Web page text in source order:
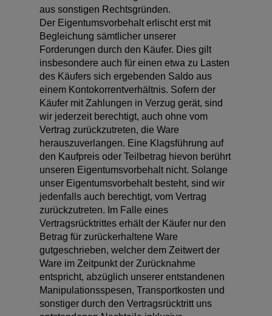
aus sonstigen Rechtsgründen.
Der Eigentumsvorbehalt erlischt erst mit
Begleichung sämtlicher unserer
Forderungen durch den Käufer. Dies gilt
insbesondere auch für einen etwa zu Lasten
des Käufers sich ergebenden Saldo aus
einem Kontokorrentverhältnis. Sofern der
Käufer mit Zahlungen in Verzug gerät, sind
wir jederzeit berechtigt, auch ohne vom
Vertrag zurückzutreten, die Ware
herauszuverlangen. Eine Klagsführung auf
den Kaufpreis oder Teilbetrag hievon berührt
unseren Eigentumsvorbehalt nicht. Solange
unser Eigentumsvorbehalt besteht, sind wir
jedenfalls auch berechtigt, vom Vertrag
zurückzutreten. Im Falle eines
Vertragsrücktrittes erhält der Käufer nur den
Betrag für zurückerhaltene Ware
gutgeschrieben, welcher dem Zeitwert der
Ware im Zeitpunkt der Zurücknahme
entspricht, abzüglich unserer entstandenen
Manipulationsspesen, Transportkosten und
sonstiger durch den Vertragsrücktritt uns